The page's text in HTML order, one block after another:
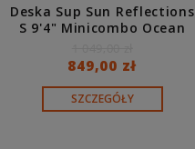
Deska Sup Sun Reflections
S 9'4" Minicombo Ocean
849,00 zł
SZCZEGÓŁY